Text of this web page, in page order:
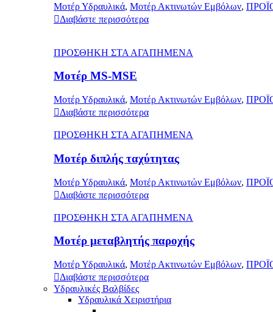
Μοτέρ Υδραυλικά, Μοτέρ Ακτινωτών Εμβόλων,
Διαβάστε περισσότερα
ΠΡΟΣΘΗΚΗ ΣΤΑ ΑΓΑΠΗΜΕΝΑ
Μοτέρ MS-MSE
Μοτέρ Υδραυλικά, Μοτέρ Ακτινωτών Εμβόλων,
Διαβάστε περισσότερα
ΠΡΟΣΘΗΚΗ ΣΤΑ ΑΓΑΠΗΜΕΝΑ
Μοτέρ διπλής ταχύτητας
Μοτέρ Υδραυλικά, Μοτέρ Ακτινωτών Εμβόλων,
Διαβάστε περισσότερα
ΠΡΟΣΘΗΚΗ ΣΤΑ ΑΓΑΠΗΜΕΝΑ
Μοτέρ μεταβλητής παροχής
Μοτέρ Υδραυλικά, Μοτέρ Ακτινωτών Εμβόλων,
Διαβάστε περισσότερα
Υδραυλικές Βαλβίδες
Υδραυλικά Χειριστήρια